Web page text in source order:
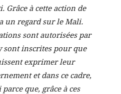
Grâce à cette action de
un regard sur le Mali.
sont autorisées par
sont inscrites pour que
exprimer leur
et dans ce cadre,
que, grâce à ces